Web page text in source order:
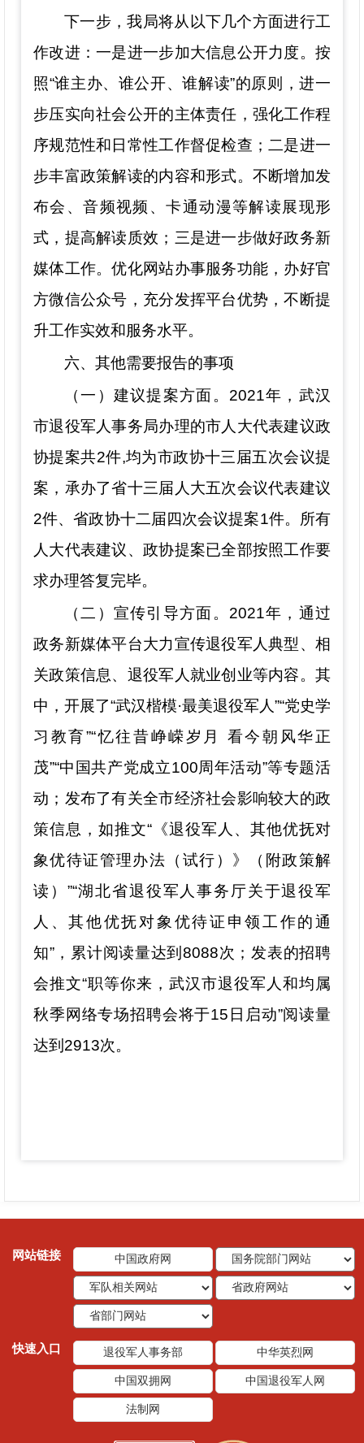
下一步，我局将从以下几个方面进行工
作改进：一是进一步加大信息公开力度。按
照“谁主办、谁公开、谁解读”的原则，进一
步压实向社会公开的主体责任，强化工作程
序规范性和日常性工作督促检查；二是进一
步丰富政策解读的内容和形式。不断增加发
布会、音频视频、卡通动漫等解读展现形
式，提高解读质效；三是进一步做好政务新
媒体工作。优化网站办事服务功能，办好官
方微信公众号， 充分发挥平台优势，不断提
升工作实效和服务水平。
六、其他需要报告的事项
（一）建议提案方面。 2021年，武汉
市退役军人事务局办理的市人大代表建议政
协提案共2件,均为市政协十三届五次会议提
案，承办了省十三届人大五次会议代表建议
2件、省政协十二届四次会议提案1件。所有
人大代表建议、政协提案已全部按照工作要
求办理答复完毕。
（二）宣传引导方面。 2021年，通过
政务新媒体平台大力宣传退役军人典型、相
关政策信息、退役军人就业创业等内容。其
中， 开展了“武汉楷模·最美退役军人”“党史学
习教育”“忆往昔峥嵘岁月 看今朝风华正
茂”“中国共产党成立100周年活动”等专题活
动；发布了有关全市经济社会影响较大的政
策信息，如推文“《退役军人、其他优抚对
象优待证管理办法（试行）》（附政策解
读）”“湖北省退役军人事务厅关于退役军
人、其他优抚对象优待证申领工作的通
知”，累计阅读量达到8088次；发表的招聘
会推文“职等你来，武汉市退役军人和均属
秋季网络专场招聘会将于15日启动”阅读量
达到2913次。
网站链接 中国政府网
快速入口 退役军人事务部 中华英烈网
中国双拥网 中国退役军人网
法制网